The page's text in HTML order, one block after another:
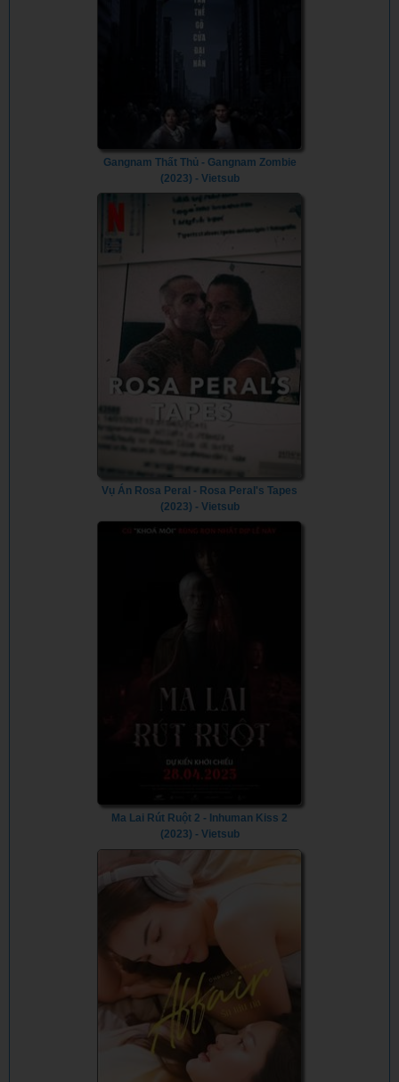
Gangnam Thất Thủ - Gangnam Zombie
(2023) - Vietsub
Vụ Án Rosa Peral - Rosa Peral's Tapes
(2023) - Vietsub
Ma Lai Rút Ruột 2 - Inhuman Kiss 2
(2023) - Vietsub